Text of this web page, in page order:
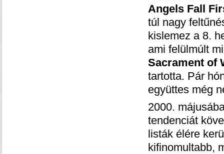
Angels Fall
túl nagy
kislemez a 8.
ami felülmúlt
Sacrament of
tartotta. Pár
együttes még
2000.
tendenciát
listák élére
kifinomultabb,